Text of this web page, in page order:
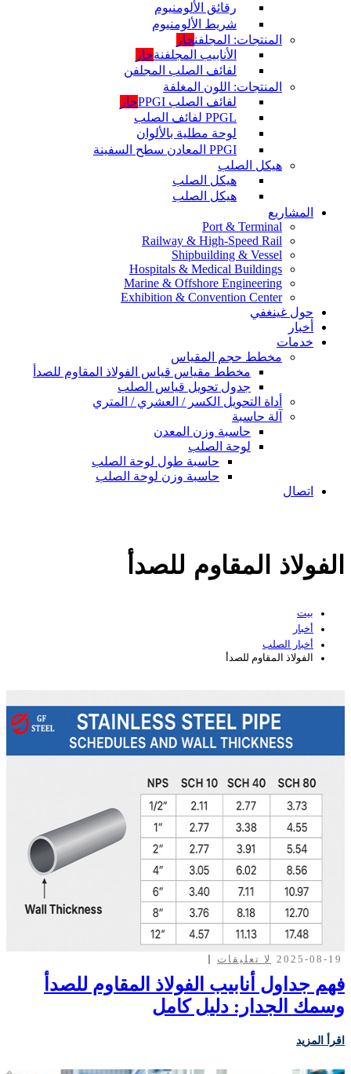
رقائق الألومنيوم
شريط الألومنيوم
المنتجات: المجلفنحار
الأنابيب المجلفنةحار
لفائف الصلب المجلفن
المنتجات: اللون المغلفة
لفائف الصلب PPGI
حار
PPGL لفائف الصلب
لوحة مطلية بالألوان
PPGI المعادن سطح السفينة
هيكل الصلب
هيكل الصلب
هيكل الصلب
المشاريع
Port & Terminal
Railway & High-Speed Rail
Shipbuilding & Vessel
Hospitals & Medical Buildings
Marine & Offshore Engineering
Exhibition & Convention Center
حول غينغفي
أخبار
خدمات
مخطط حجم المقياس
مخطط مقياس قياس الفولاذ المقاوم للصدأ
جدول تحويل قياس الصلب
أداة التحويل الكسر / العشري / المتري
آلة حاسبة
حاسبة وزن المعدن
لوحة الصلب
حاسبة طول لوحة الصلب
حاسبة وزن لوحة الصلب
اتصال
الفولاذ المقاوم للصدأ
بيت
أخبار
أخبار الصلب
الفولاذ المقاوم للصدأ
2025-08-19 لا تعليقات
فهم جداول أنابيب الفولاذ المقاوم للصدأ
وسمك الجدار: دليل كامل
اقرأ المزيد